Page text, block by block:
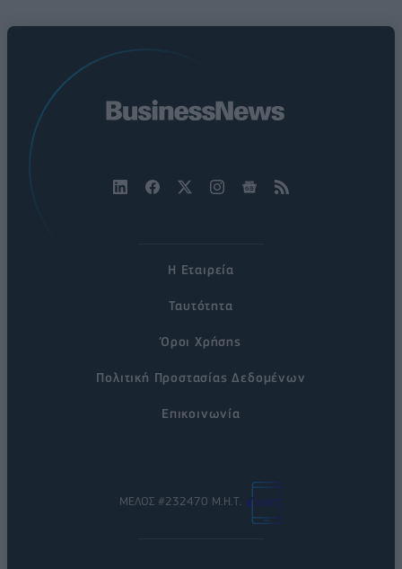
Η Εταιρεία
Ταυτότητα
Όροι Χρήσης
Πολιτική Προστασίας Δεδομένων
Επικοινωνία
ΜΕΛΟΣ #232470 Μ.Η.Τ.